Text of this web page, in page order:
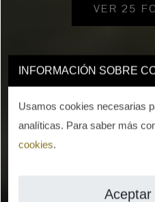
INFORMACIÓN SOBRE
Usamos cookies necesarias
analíticas. Para saber más
cookies.
VER 25